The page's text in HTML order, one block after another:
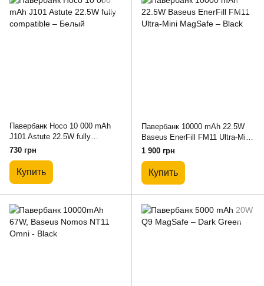
Павербанк Hoco 10 000 mAh
J101 Astute 22.5W fully
compatible – Белый
730 грн
Купить
Павербанк 10000 mAh 22.5W
Baseus EnerFill FM11 Ultra-Mini
MagSafe – Black
1 900 грн
Купить